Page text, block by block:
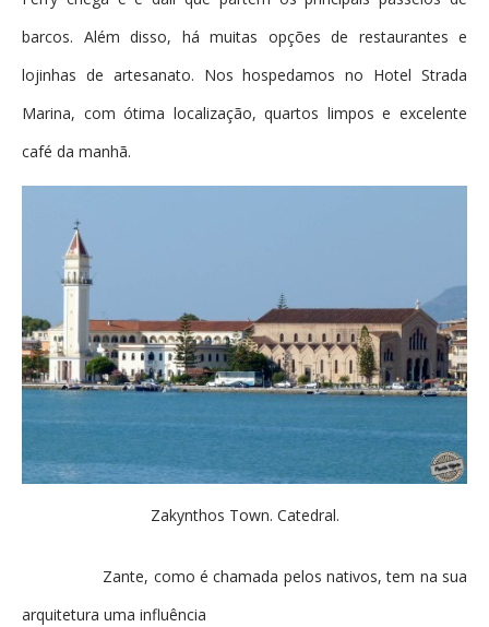
barcos. Além disso, há muitas opções de restaurantes e
lojinhas de artesanato. Nos hospedamos no Hotel Strada
Marina, com ótima localização, quartos limpos e excelente
café da manhã.
Zakynthos Town. Catedral.
Zante, como é chamada pelos nativos, tem na sua
arquitetura uma influência